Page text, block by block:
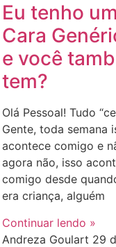
Eu tenho
Cara
e você
tem?
Olá Pessoal! Tudo
Gente, toda semana
acontece comigo e
agora não, isso
comigo desde
era criança, alguém
Continuar lendo »
Andreza Goulart 29